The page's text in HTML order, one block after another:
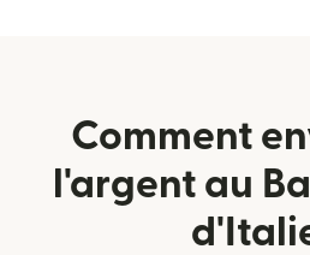
Comment
l'argent au